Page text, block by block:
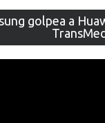
golpea a